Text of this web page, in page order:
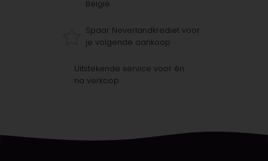
België
Spaar Neverlandkrediet voor
je volgende aankoop
Uitstekende service voor én
na verkoop